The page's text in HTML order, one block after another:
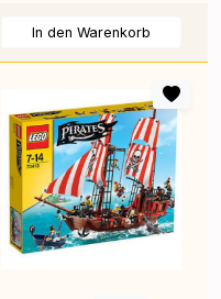
In den Warenkorb